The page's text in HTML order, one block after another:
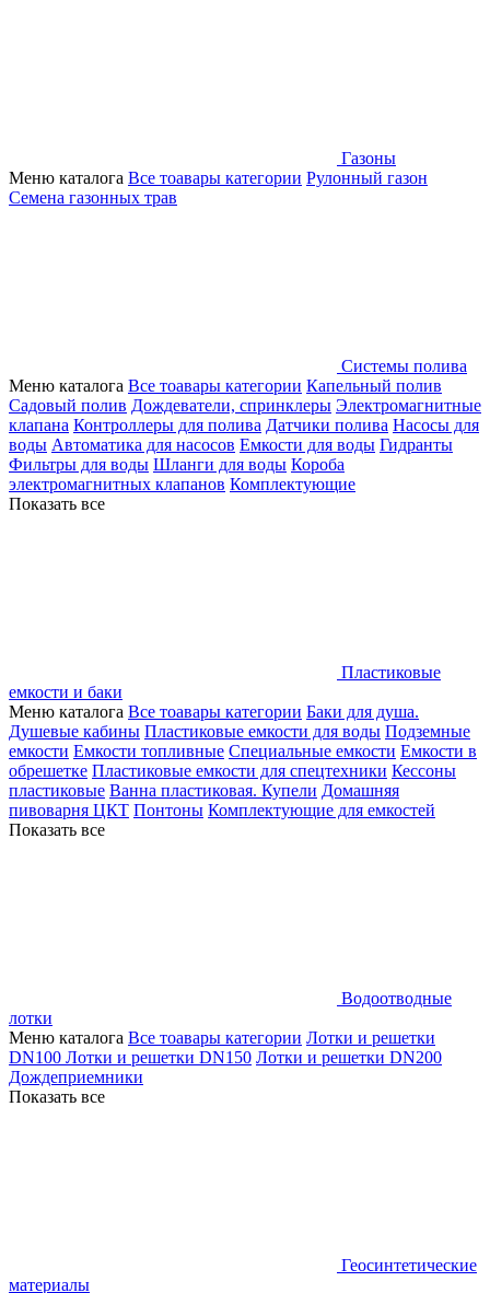
Газоны
Меню каталога Все тоавары категории Рулонный газон
Семена газонных трав
Системы полива
Меню каталога Все тоавары категории Капельный полив
Садовый полив Дождеватели, спринклеры Электромагнитные
клапана Контроллеры для полива Датчики полива Насосы для
воды Автоматика для насосов Емкости для воды Гидранты
Фильтры для воды Шланги для воды Короба
электромагнитных клапанов Комплектующие
Показать все
Пластиковые
емкости и баки
Меню каталога Все тоавары категории Баки для душа.
Душевые кабины Пластиковые емкости для воды Подземные
емкости Емкости топливные Специальные емкости Емкости в
обрешетке Пластиковые емкости для спецтехники Кессоны
пластиковые Ванна пластиковая. Купели Домашняя
пивоварня ЦКТ Понтоны Комплектующие для емкостей
Показать все
Водоотводные
лотки
Меню каталога Все тоавары категории Лотки и решетки
DN100 Лотки и решетки DN150 Лотки и решетки DN200
Дождеприемники
Показать все
Геосинтетические
материалы